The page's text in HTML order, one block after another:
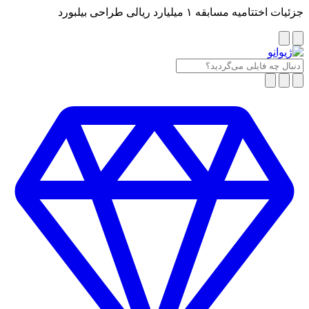
جزئیات اختتامیه مسابقه ۱ میلیارد ریالی طراحی بیلبورد